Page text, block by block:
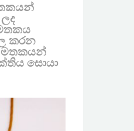
කරන
මතකයන්
සොයා